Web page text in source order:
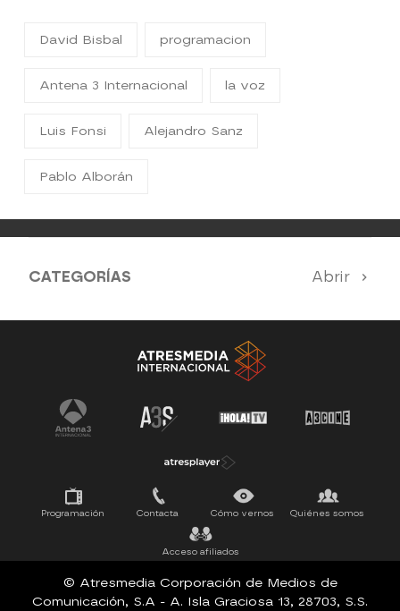
David Bisbal programacion
Antena 3 Internacional la voz
Luis Fonsi Alejandro Sanz
Pablo Alborán
CATEGORÍAS Abrir
Antena 3 Noticias El Hormiguero
Tu cara me suena Pasapalabra
Programación Contacta Cómo vernos Quiénes somos
Acceso afiliados
© Atresmedia Corporación de Medios de
Comunicación, S.A - A. Isla Graciosa 13, 28703, S.S.